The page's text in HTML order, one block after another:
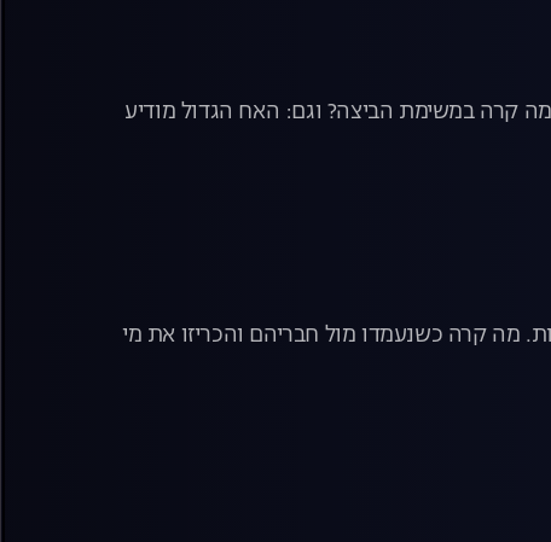
קרה במשימת הביצה? וגם: האח הגדול מודיע
מה קרה כשנעמדו מול חבריהם והכריזו את מי